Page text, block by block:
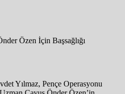
Yılmaz, Pençe Operasyonu